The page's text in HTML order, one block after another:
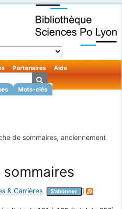
Mots-clés
Partenaires Aide
de sommaires, anciennement
& Carrières S'abonner ]